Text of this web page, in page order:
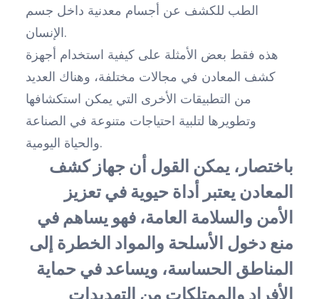
الطب للكشف عن أجسام معدنية داخل جسم
الإنسان.
هذه فقط بعض الأمثلة على كيفية استخدام أجهزة
كشف المعادن في مجالات مختلفة، وهناك العديد
من التطبيقات الأخرى التي يمكن استكشافها
وتطويرها لتلبية احتياجات متنوعة في الصناعة
والحياة اليومية.
باختصار، يمكن القول أن جهاز كشف
المعادن يعتبر أداة حيوية في تعزيز
الأمن والسلامة العامة، فهو يساهم في
منع دخول الأسلحة والمواد الخطرة إلى
المناطق الحساسة، ويساعد في حماية
الأفراد والممتلكات من التهديدات